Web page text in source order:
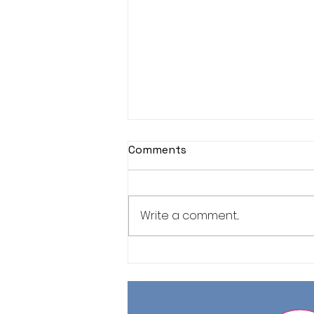
Comments
Write a comment...